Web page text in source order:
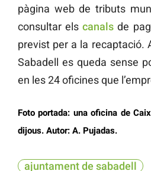
pàgina web de tributs
consultar elscanals de
previst per a la recaptació.
Sabadell es queda sense
en les 24 oficines que
Foto portada: una oficina de
dijous. Autor: A. Pujadas.
ajuntament de sabadell